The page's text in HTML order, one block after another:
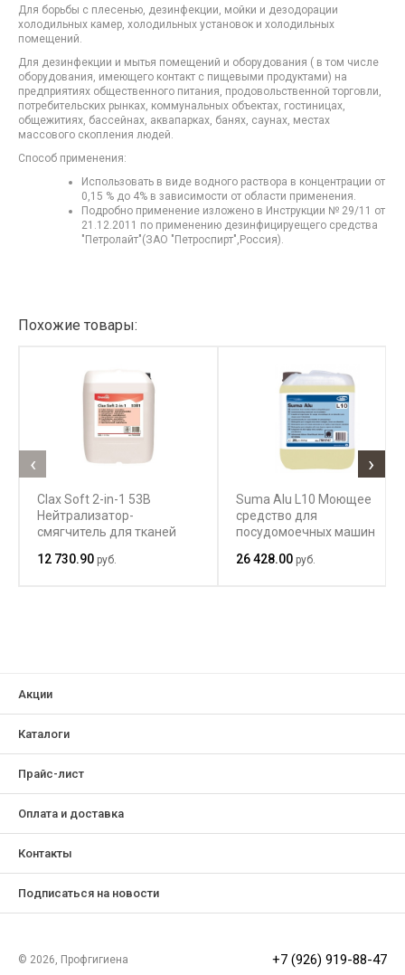
Для борьбы с плесенью, дезинфекции, мойки и дезодорации
холодильных камер, холодильных установок и холодильных
помещений.
Для дезинфекции и мытья помещений и оборудования ( в том числе
оборудования, имеющего контакт с пищевыми продуктами) на
предприятиях общественного питания, продовольственной торговли,
потребительских рынках, коммунальных объектах, гостиницах,
общежитиях, бассейнах, аквапарках, банях, саунах, местах
массового скопления людей.
Способ применения:
Использовать в виде водного раствора в концентрации от
0,15 % до 4% в зависимости от области применения.
Подробно применение изложено в Инструкции № 29/11 от
21.12.2011 по применению дезинфицируещего средства
"Петролайт"(ЗАО "Петроспирт",Россия).
Похожие товары:
Clax Soft 2-in-1 53B
Нейтрализатор-
смягчитель для тканей
12 730.90 руб.
Suma Alu L10 Моющее
средство для
посудомоечных машин
26 428.00 руб.
‹ ›
Акции
Каталоги
Прайс-лист
Оплата и доставка
Контакты
Подписаться на новости
© 2026, Профгигиена +7 (926) 919-88-47